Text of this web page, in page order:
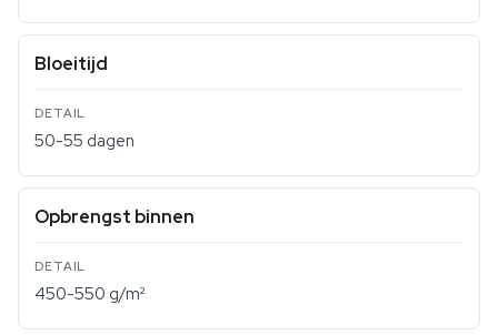
Bloeitijd
50-55 dagen
Opbrengst binnen
450-550 g/m²